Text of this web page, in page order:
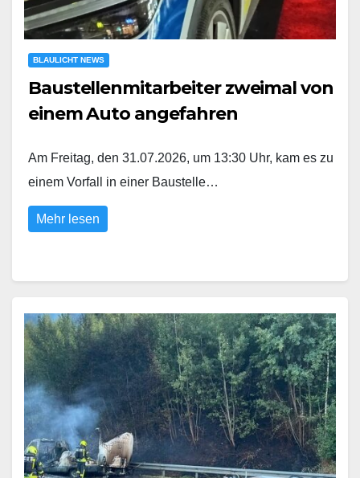
BLAULICHT NEWS
Baustellenmitarbeiter zweimal von
einem Auto angefahren
Am Freitag, den 31.07.2026, um 13:30 Uhr, kam es zu
einem Vorfall in einer Baustelle…
Mehr lesen